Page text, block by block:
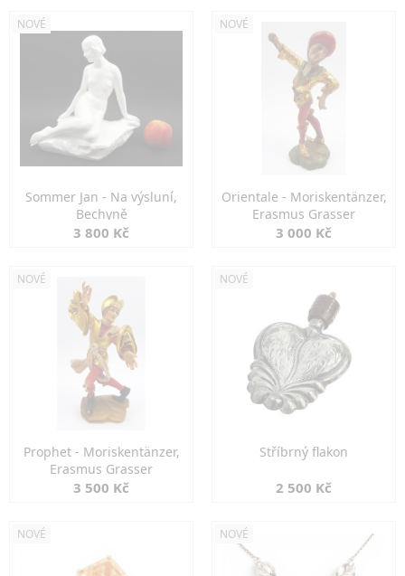
NOVÉ
Sommer Jan - Na výsluní,
Bechyně
3 800 Kč
NOVÉ
Orientale - Moriskentänzer,
Erasmus Grasser
3 000 Kč
NOVÉ
Prophet - Moriskentänzer,
Erasmus Grasser
3 500 Kč
NOVÉ
Stříbrný flakon
2 500 Kč
NOVÉ NOVÉ